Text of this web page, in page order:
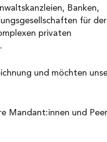
Banken,
für
privaten
und möchten
Mandant:innen und